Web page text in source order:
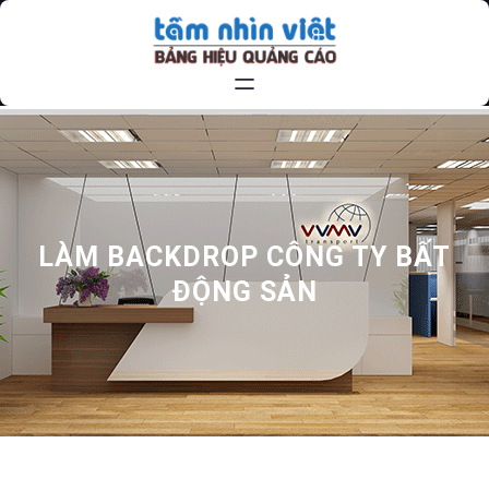
Chuyển
dung
LÀM BACKDROP CÔNG TY BẤT
ĐỘNG SẢN